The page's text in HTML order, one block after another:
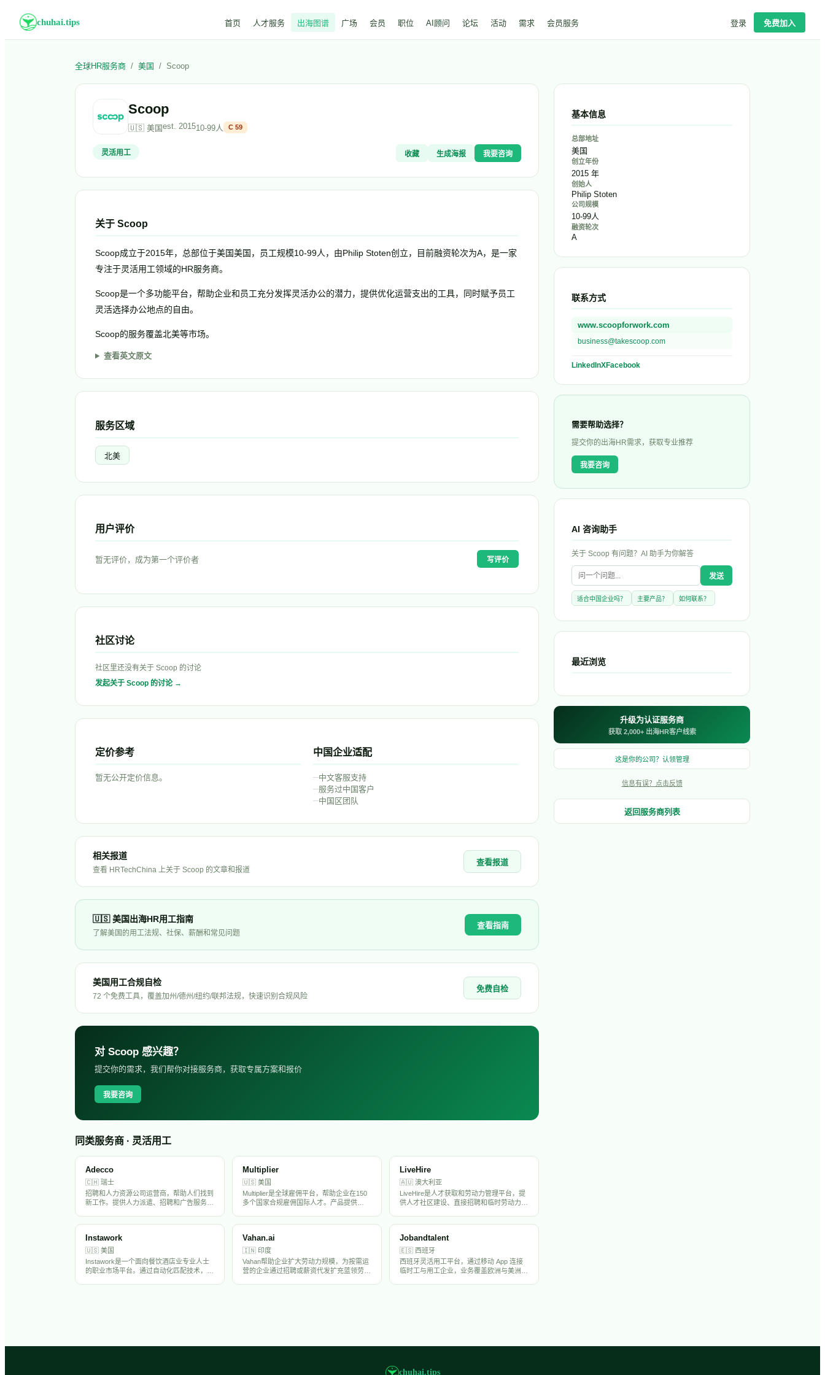
chuhai.tips 首页 人才服务 出海图谱 广场 会员 职位 AI顾问 论坛 活动 需求 会员服务 登录 免费加入
全球HR服务商 / 美国 / Scoop
Scoop
🇺🇸 美国est. 201510-99人 C 59
灵活用工 收藏 生成海报 我要咨询
关于 Scoop
Scoop成立于2015年，总部位于美国美国，员工规模10-99人，由Philip Stoten创立，目前融资轮次为A，是一家
专注于灵活用工领域的HR服务商。
Scoop是一个多功能平台，帮助企业和员工充分发挥灵活办公的潜力，提供优化运营支出的工具，同时赋予员工
灵活选择办公地点的自由。
Scoop的服务覆盖北美等市场。
查看英文原文
服务区域
北美
用户评价
暂无评价，成为第一个评价者 写评价
社区讨论
社区里还没有关于 Scoop 的讨论
发起关于 Scoop 的讨论 →
定价参考
暂无公开定价信息。
中国企业适配
–中文客服支持
–服务过中国客户
–中国区团队
相关报道
查看 HRTechChina 上关于 Scoop 的文章和报道
查看报道
🇺🇸 美国出海HR用工指南
了解美国 的用工法规、社保、薪酬和常见问题
查看指南
美国用工合规自检
72 个免费工具，覆盖加州/德州/纽约/联邦法规，快速识别合规风险
免费自检
对 Scoop 感兴趣？
提交你的需求，我们帮你对接服务商，获取专属方案和报价
我要咨询
同类服务商 · 灵活用工
Adecco
🇨🇭 瑞士
招聘和人力资源公司运营商，帮助人们找到
新工作。提供人力派遣、招聘和广告服务，
Multiplier
🇺🇸 美国
Multiplier是全球雇佣平台，帮助企业在150
多个国家合规雇佣国际人才。产品提供
LiveHire
🇦🇺 澳大利亚
LiveHire是人才获取和劳动力管理平台，提
供人才社区建设、直接招聘和临时劳动力管
Instawork
🇺🇸 美国
Instawork是一个面向餐饮酒店业专业人士
的职业市场平台。通过自动化匹配技术，革
Vahan.ai
🇮🇳 印度
Vahan帮助企业扩大劳动力规模，为按需运
营的企业通过招聘或薪资代发扩充蓝领劳动
Jobandtalent
🇪🇸 西班牙
西班牙灵活用工平台，通过移动 App 连接
临时工与用工企业，业务覆盖欧洲与美洲多
基本信息
总部地址
美国
创立年份
2015 年
创始人
Philip Stoten
公司规模
10-99人
融资轮次
A
联系方式
www.scoopforwork.com
business@takescoop.com
LinkedInXFacebook
需要帮助选择？
提交你的出海HR需求，获取专业推荐
我要咨询
AI 咨询助手
关于 Scoop 有问题？AI 助手为你解答
发送
适合中国企业吗？ 主要产品？ 如何联系？
最近浏览
升级为认证服务商
获取 2,000+ 出海HR客户线索
这是你的公司？认领管理
信息有误？点击反馈
返回服务商列表
chuhai.tips